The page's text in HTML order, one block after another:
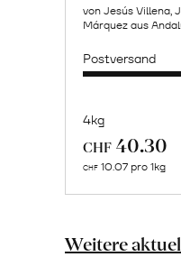
von Jesús Villena,
Márquez aus
Postversand
4kg
CHF 40.30
CHF 10.07 pro 1kg
Weitere